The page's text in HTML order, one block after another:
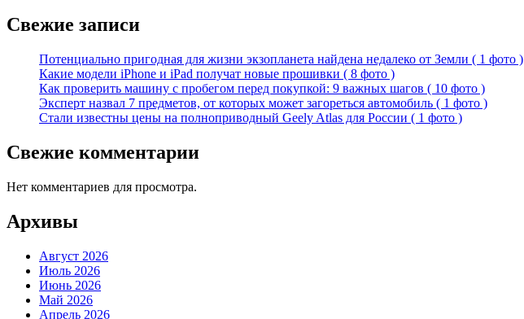
Свежие записи
Потенциально пригодная для жизни экзопланета найдена недалеко от Земли ( 1 фото )
Какие модели iPhone и iPad получат новые прошивки ( 8 фото )
Как проверить машину с пробегом перед покупкой: 9 важных шагов ( 10 фото )
Эксперт назвал 7 предметов, от которых может загореться автомобиль ( 1 фото )
Стали известны цены на полноприводный Geely Atlas для России ( 1 фото )
Свежие комментарии
Нет комментариев для просмотра.
Архивы
Август 2026
Июль 2026
Июнь 2026
Май 2026
Апрель 2026